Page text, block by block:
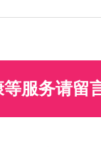
服务请留